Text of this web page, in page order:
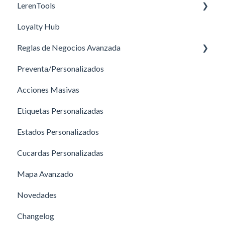
LerenTools
Tools
Cupones
Sugerencias
Loyalty Hub
Reglas de Negocios Avanzada
Medios de Envío
Guía de ejemplos para Reglas de Negocio
Promociones
Preguntas Frecuentes- RNA
Preventa/Personalizados
Acciones Masivas
Etiquetas Personalizadas
Estados Personalizados
Cucardas Personalizadas
Mapa Avanzado
Novedades
Changelog